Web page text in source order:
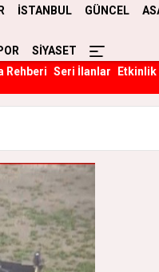
İSTANBUL GÜNCEL
SİYASET
Rehberi Seri İlanlar
Etkinlik